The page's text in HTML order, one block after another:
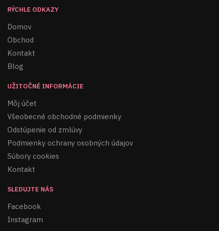
RÝCHLE ODKAZY
Domov
Obchod
Kontakt
Blog
UŽITOČNÉ INFORMÁCIE
Môj účet
Všeobecné obchodné podmienky
Odstúpenie od zmlúvy
Podmienky ochrany osobných údajov
Súbory cookies
Kontakt
SLEDUJTE NÁS
Facebook
Instagram